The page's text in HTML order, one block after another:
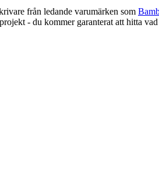
från ledande varumärken som
- du kommer garanterat att hitta